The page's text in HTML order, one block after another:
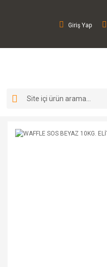
Giriş Yap